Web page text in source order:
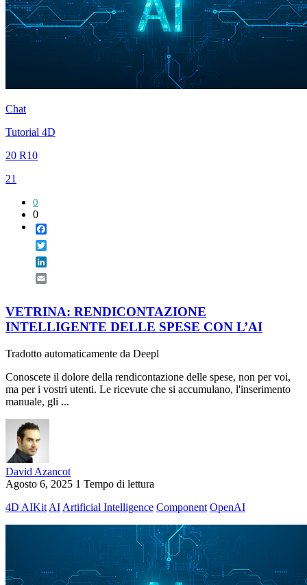
Chat
Tutorial 4D
20 R10
21
0
0
VETRINA: RENDICONTAZIONE
INTELLIGENTE DELLE SPESE CON L’AI
Tradotto automaticamente da Deepl
Conoscete il dolore della rendicontazione delle spese, non per voi,
ma per i vostri utenti. Le ricevute che si accumulano, l'inserimento
manuale, gli ...
David Azancot
Agosto 6, 2025 1 Tempo di lettura
4D AIKit AI Artificial Intelligence Component OpenAI